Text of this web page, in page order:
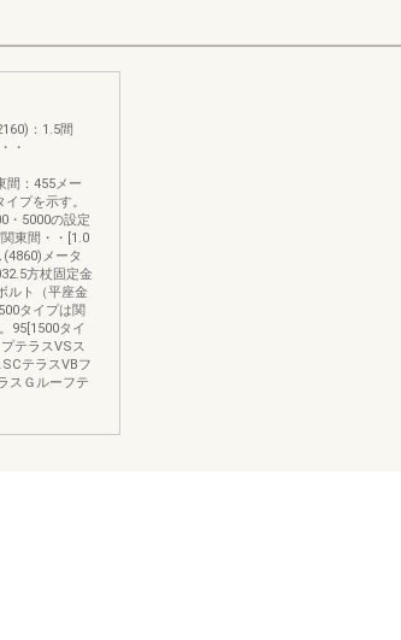
：1.5間
・
間：455メー
プを示す。
・5000の設定
東間・・[1.0
メータ
方杖固定金
ルト（平座金
タイプは関
95[1500タイ
テラスVSス
テラスVBフ
スＧルーフテ